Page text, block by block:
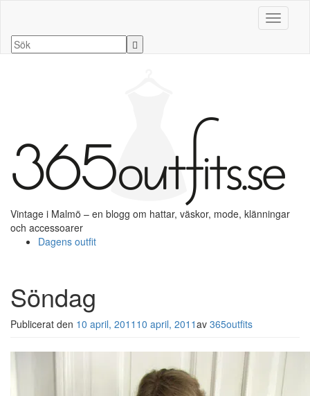
Slå på/
Vintage i Malmö – en blogg om hattar, väskor, mode, klänningar
och accessoarer
Dagens outfit
Söndag
Publicerat den 10 april, 2011 10 april, 2011av 365outfits